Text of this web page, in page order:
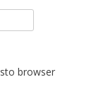
browser